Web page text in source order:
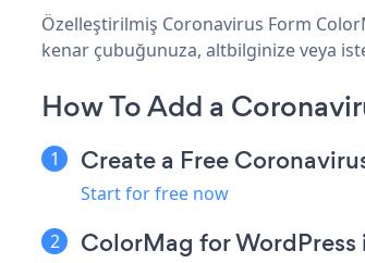
Özelleştirilmiş Coronavirus Form
kenar çubuğunuza, altbilginize veya
How To Add a
Create a Free
Start for free now
ColorMag for WordPress